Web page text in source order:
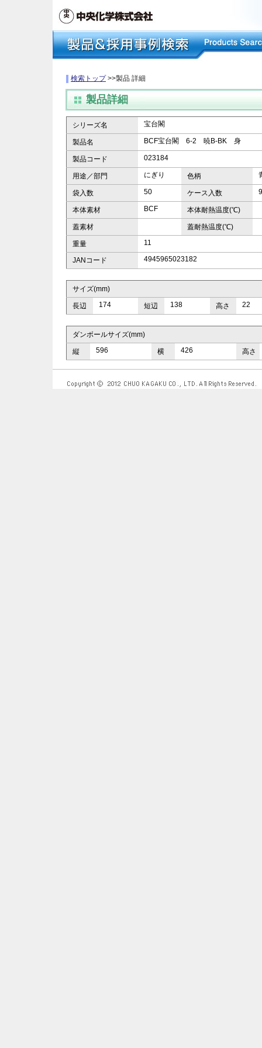
検索トップ>>製品 詳細
製品詳細
シリーズ名 宝台閣
製品名 BCF宝台閣 6-2 暁B-BK 身
製品コード 023184
用途／部門 にぎり 色柄
袋入数 50 ケース入数
本体素材 BCF 本体耐熱温度(℃)
蓋素材 蓋耐熱温度(℃)
重量 11
JANコード 4945965023182
サイズ(mm)
長辺 174 短辺 138 高さ 22
ダンボールサイズ(mm)
縦 596 横 426 高さ